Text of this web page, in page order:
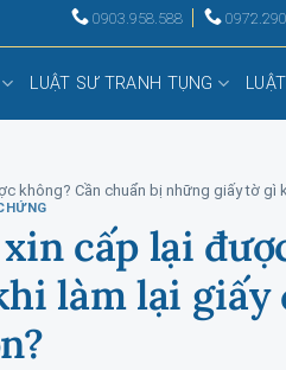
0903.958.588
LUẬT SƯ TRANH TỤNG
không? Cần chuẩn bị những giấy tờ gì
cấp lại
làm lại giấy